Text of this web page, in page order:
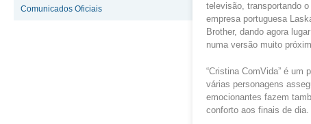
Comunicados Oficiais
televisão, transportando
empresa portuguesa
Brother, dando agora
numa versão muito
“Cristina ComVida” é um
várias personagens
emocionantes fazem
conforto aos finais de dia.